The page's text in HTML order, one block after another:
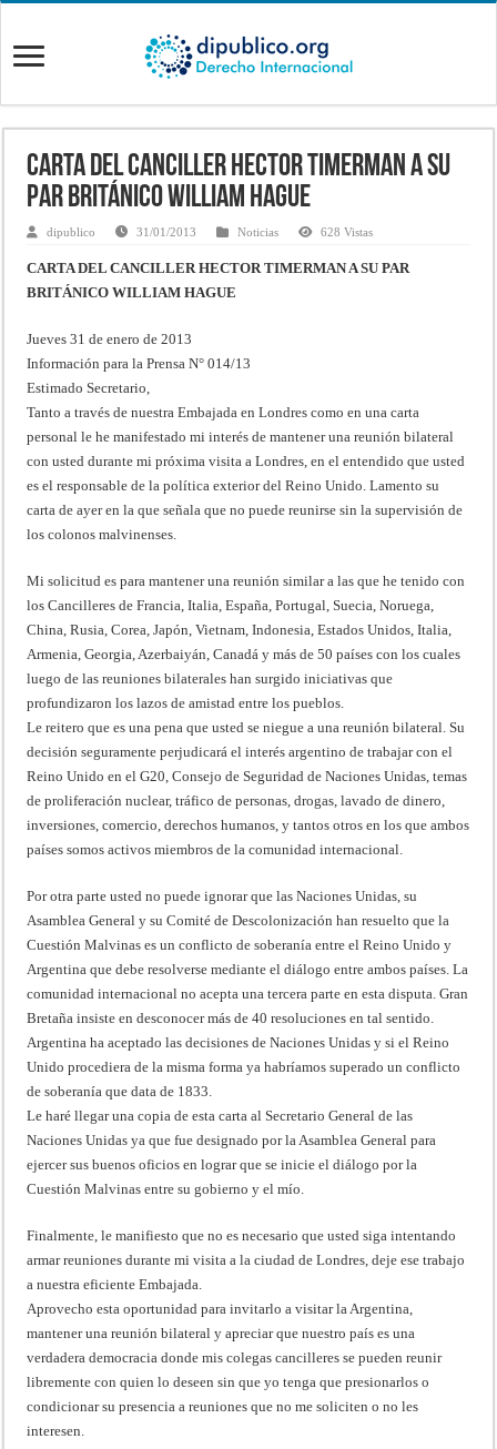
CARTA DEL CANCILLER HECTOR TIMERMAN A SU
PAR BRITÁNICO WILLIAM HAGUE
dipublico 31/01/2013 Noticias 628 Vistas
CARTA DEL CANCILLER HECTOR TIMERMAN A SU PAR
BRITÁNICO WILLIAM HAGUE
Jueves 31 de enero de 2013
Información para la Prensa N° 014/13
Estimado Secretario,
Tanto a través de nuestra Embajada en Londres como en una carta
personal le he manifestado mi interés de mantener una reunión bilateral
con usted durante mi próxima visita a Londres, en el entendido que usted
es el responsable de la política exterior del Reino Unido. Lamento su
carta de ayer en la que señala que no puede reunirse sin la supervisión de
los colonos malvinenses.
Mi solicitud es para mantener una reunión similar a las que he tenido con
los Cancilleres de Francia, Italia, España, Portugal, Suecia, Noruega,
China, Rusia, Corea, Japón, Vietnam, Indonesia, Estados Unidos, Italia,
Armenia, Georgia, Azerbaiyán, Canadá y más de 50 países con los cuales
luego de las reuniones bilaterales han surgido iniciativas que
profundizaron los lazos de amistad entre los pueblos.
Le reitero que es una pena que usted se niegue a una reunión bilateral. Su
decisión seguramente perjudicará el interés argentino de trabajar con el
Reino Unido en el G20, Consejo de Seguridad de Naciones Unidas, temas
de proliferación nuclear, tráfico de personas, drogas, lavado de dinero,
inversiones, comercio, derechos humanos, y tantos otros en los que ambos
países somos activos miembros de la comunidad internacional.
Por otra parte usted no puede ignorar que las Naciones Unidas, su
Asamblea General y su Comité de Descolonización han resuelto que la
Cuestión Malvinas es un conflicto de soberanía entre el Reino Unido y
Argentina que debe resolverse mediante el diálogo entre ambos países. La
comunidad internacional no acepta una tercera parte en esta disputa. Gran
Bretaña insiste en desconocer más de 40 resoluciones en tal sentido.
Argentina ha aceptado las decisiones de Naciones Unidas y si el Reino
Unido procediera de la misma forma ya habríamos superado un conflicto
de soberanía que data de 1833.
Le haré llegar una copia de esta carta al Secretario General de las
Naciones Unidas ya que fue designado por la Asamblea General para
ejercer sus buenos oficios en lograr que se inicie el diálogo por la
Cuestión Malvinas entre su gobierno y el mío.
Finalmente, le manifiesto que no es necesario que usted siga intentando
armar reuniones durante mi visita a la ciudad de Londres, deje ese trabajo
a nuestra eficiente Embajada.
Aprovecho esta oportunidad para invitarlo a visitar la Argentina,
mantener una reunión bilateral y apreciar que nuestro país es una
verdadera democracia donde mis colegas cancilleres se pueden reunir
libremente con quien lo deseen sin que yo tenga que presionarlos o
condicionar su presencia a reuniones que no me soliciten o no les
interesen.